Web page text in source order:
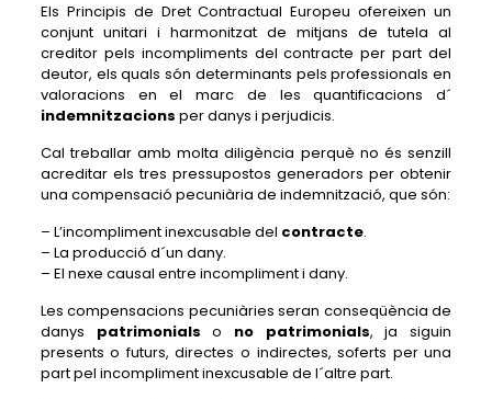
Els Principis de Dret Contractual Europeu ofereixen un
conjunt unitari i harmonitzat de mitjans de tutela al
creditor pels incompliments del contracte per part del
deutor, els quals són determinants pels professionals en
valoracions en el marc de les quantificacions d´
indemnitzacions per danys i perjudicis.
Cal treballar amb molta diligència perquè no és senzill
acreditar els tres pressupostos generadors per obtenir
una compensació pecuniària de indemnització, que són:
– L’incompliment inexcusable del contracte.
– La producció d´un dany.
– El nexe causal entre incompliment i dany.
Les compensacions pecuniàries seran conseqüència de
danys patrimonials o no patrimonials, ja siguin
presents o futurs, directes o indirectes, soferts per una
part pel incompliment inexcusable de l´altre part.